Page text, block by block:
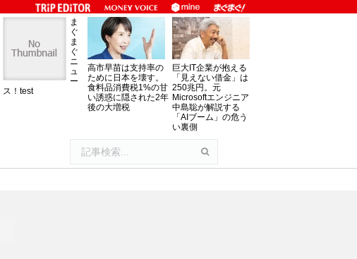
ま
ぐ
ま
ぐ
ニ
ュ
ー
ス！test
高市早苗は支持率の
ために日本を壊す。
食料品消費税1%の甘
い誘惑に隠された2年
後の大増税
巨大IT企業が抱える
「見えない借金」は
250兆円。元
Microsoftエンジニア
中島聡が解説する
「AIブーム」の危う
い裏側